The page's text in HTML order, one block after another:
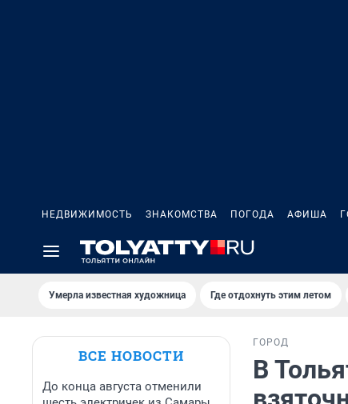
НЕДВИЖИМОСТЬ ЗНАКОМСТВА ПОГОДА АФИША
Умерла известная художница Где отдохнуть этим летом
ВСЕ НОВОСТИ
До конца августа отменили
ГОРОД
В